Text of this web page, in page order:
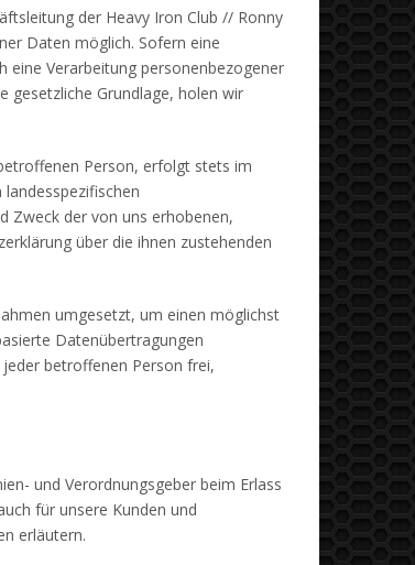
der Heavy Iron Club // Ronny
Daten möglich. Sofern eine
eine Verarbeitung personenbezogener
gesetzliche Grundlage, holen wir
Person, erfolgt stets im
Zweck der von uns erhobenen,
über die ihnen zustehenden
umgesetzt, um einen möglichst
Datenübertragungen
betroffenen Person frei,
und Verordnungsgeber beim Erlass
für unsere Kunden und
erläutern.